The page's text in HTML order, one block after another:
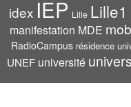
idex IEP Lille Lille1
manifestation MDE
RadioCampus résidence
UNEF université